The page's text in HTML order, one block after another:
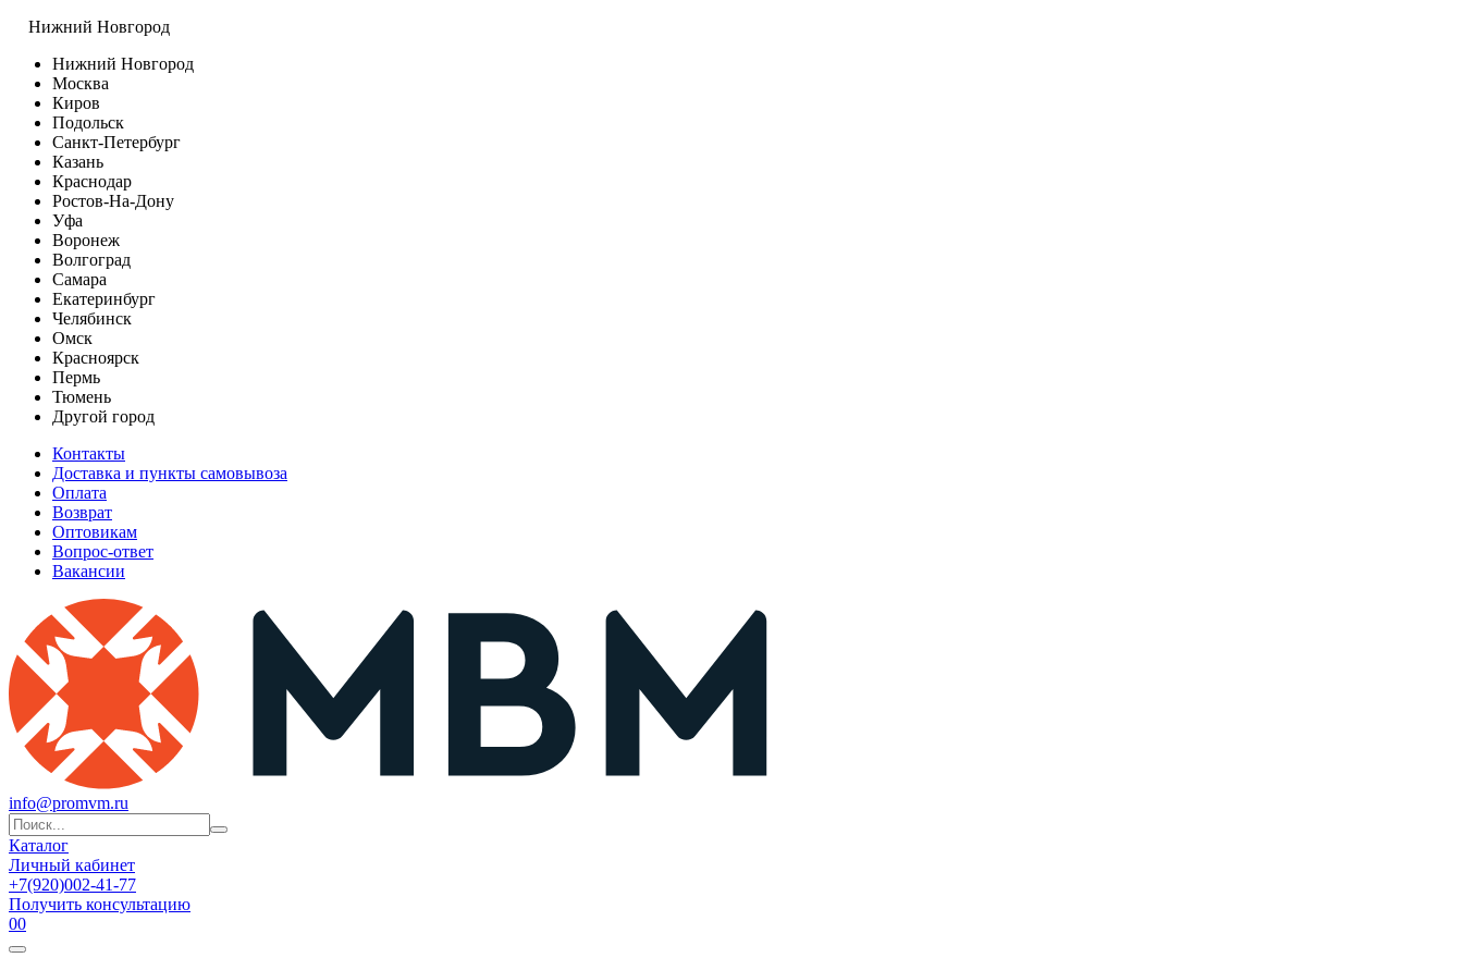
Нижний Новгород
Нижний Новгород
Москва
Киров
Подольск
Санкт-Петербург
Казань
Краснодар
Ростов-На-Дону
Уфа
Воронеж
Волгоград
Самара
Екатеринбург
Челябинск
Омск
Красноярск
Пермь
Тюмень
Другой город
Контакты
Доставка и пункты самовывоза
Оплата
Возврат
Оптовикам
Вопрос-ответ
Вакансии
info@promvm.ru
Каталог
Личный кабинет
+7(920)002-41-77
Получить консультацию
00